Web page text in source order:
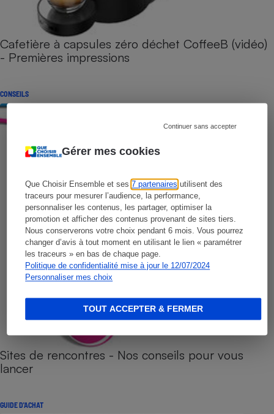
Gérer mes cookies
Que Choisir Ensemble et ses7 partenaires utilisent des
traceurs pour mesurer l’audience, la performance,
personnaliser les contenus, les partager, optimiser la
promotion et afficher des contenus provenant de sites tiers.
Nous conserverons votre choix pendant 6 mois. Vous pourrez
changer d’avis à tout moment en utilisant le lien « paramétrer
les traceurs » en bas de chaque page.
Politique de confidentialité mise à jour le 12/07/2024
Personnaliser mes choix
Continuer sans accepter
TOUT ACCEPTER & FERMER
Cafetière à capsules zéro déchet CoffeeB (vidéo)
- Premières impressions
CONSEILS
Sites de rencontres - Nos conseils pour vous
lancer
GUIDE D'ACHAT